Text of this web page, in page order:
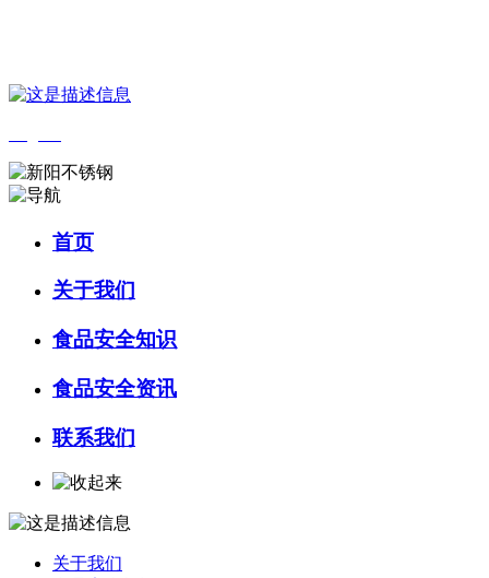
首页
关于我们
食品安全知识
食品安全资讯
联系我们
关于我们